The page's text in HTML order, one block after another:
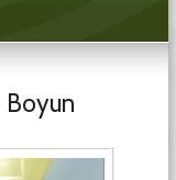
Boyun